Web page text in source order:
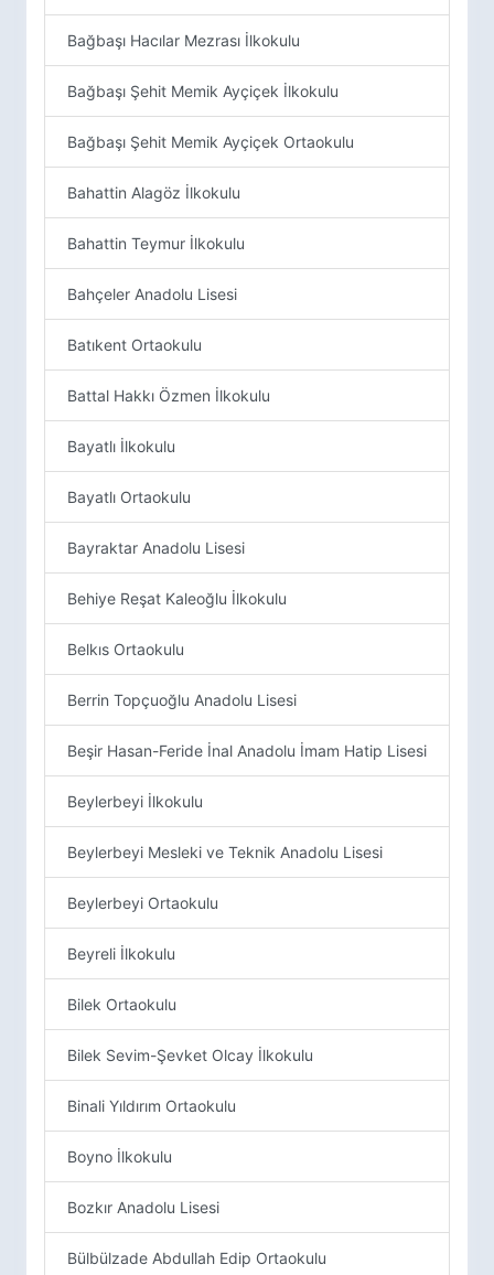
Bağbaşı Hacılar Mezrası İlkokulu
Bağbaşı Şehit Memik Ayçiçek İlkokulu
Bağbaşı Şehit Memik Ayçiçek Ortaokulu
Bahattin Alagöz İlkokulu
Bahattin Teymur İlkokulu
Bahçeler Anadolu Lisesi
Batıkent Ortaokulu
Battal Hakkı Özmen İlkokulu
Bayatlı İlkokulu
Bayatlı Ortaokulu
Bayraktar Anadolu Lisesi
Behiye Reşat Kaleoğlu İlkokulu
Belkıs Ortaokulu
Berrin Topçuoğlu Anadolu Lisesi
Beşir Hasan-Feride İnal Anadolu İmam Hatip Lisesi
Beylerbeyi İlkokulu
Beylerbeyi Mesleki ve Teknik Anadolu Lisesi
Beylerbeyi Ortaokulu
Beyreli İlkokulu
Bilek Ortaokulu
Bilek Sevim-Şevket Olcay İlkokulu
Binali Yıldırım Ortaokulu
Boyno İlkokulu
Bozkır Anadolu Lisesi
Bülbülzade Abdullah Edip Ortaokulu